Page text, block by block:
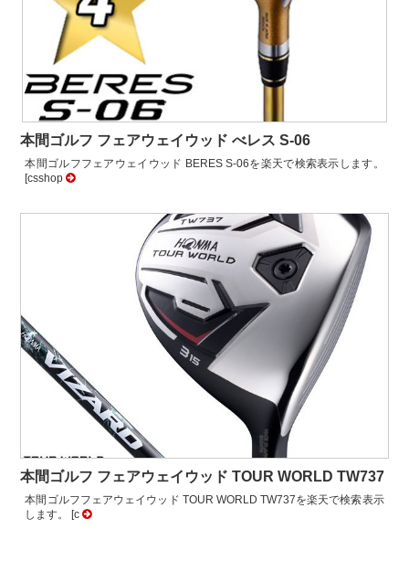
本間ゴルフ フェアウェイウッド べレス S-06
本間ゴルフフェアウェイウッド BERES S-06を楽天で検索表示します。
[csshop
本間ゴルフ フェアウェイウッド TOUR WORLD TW737
本間ゴルフフェアウェイウッド TOUR WORLD TW737を楽天で検索表示
します。 [c